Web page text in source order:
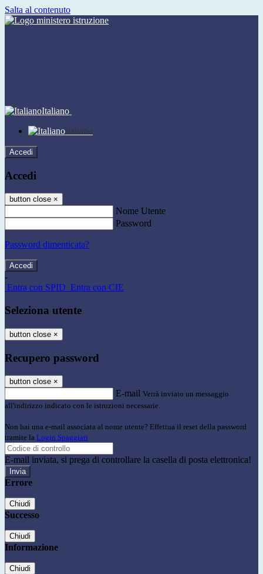
Salta al contenuto
Italiano
Italiano
Accedi
Accedi
button close ×
Nome Utente
Password
Password dimenticata?
-
Entra con SPID Entra con CIE
Seleziona utente
button close ×
Recupero password
button close ×
E-mail Verrà inviato un messaggio
all'indirizzo indicato con le istruzioni necessarie.
Non hai una e-mail associata al nome utente? Effettua il reset della password
tramite la Login Spaggiari
E-mail inviata, si prega di controllare la casella di posta elettronica!
Errore
Chiudi
Successo
Chiudi
Informazione
Chiudi